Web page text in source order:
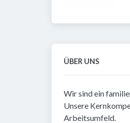
ÜBER UNS
Wir sind ein
Unsere
Arbeitsumfeld.